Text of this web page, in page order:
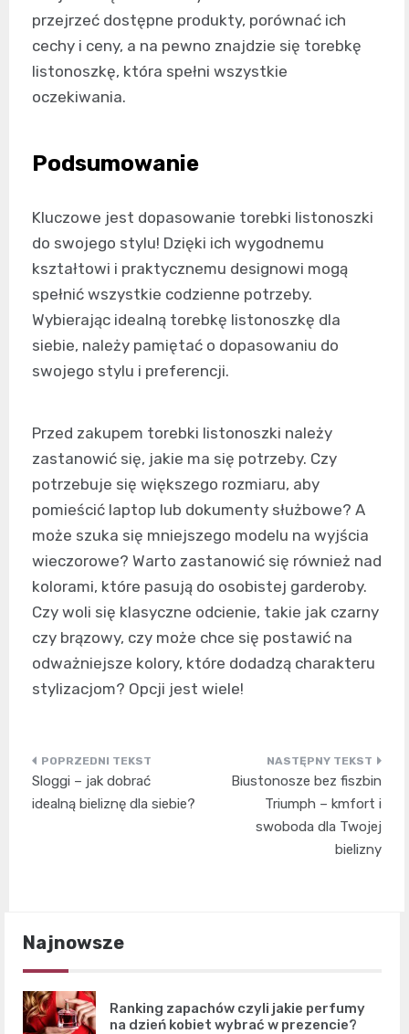
przejrzeć dostępne produkty, porównać ich
cechy i ceny, a na pewno znajdzie się torebkę
listonoszkę, która spełni wszystkie
oczekiwania.
Podsumowanie
Kluczowe jest dopasowanie torebki listonoszki
do swojego stylu! Dzięki ich wygodnemu
kształtowi i praktycznemu designowi mogą
spełnić wszystkie codzienne potrzeby.
Wybierając idealną torebkę listonoszkę dla
siebie, należy pamiętać o dopasowaniu do
swojego stylu i preferencji.
Przed zakupem torebki listonoszki należy
zastanowić się, jakie ma się potrzeby. Czy
potrzebuje się większego rozmiaru, aby
pomieścić laptop lub dokumenty służbowe? A
może szuka się mniejszego modelu na wyjścia
wieczorowe? Warto zastanowić się również nad
kolorami, które pasują do osobistej garderoby.
Czy woli się klasyczne odcienie, takie jak czarny
czy brązowy, czy może chce się postawić na
odważniejsze kolory, które dodadzą charakteru
stylizacjom? Opcji jest wiele!
Nawigacja
wpisu
Sloggi – jak dobrać
idealną bieliznę dla siebie?
Biustonosze bez fiszbin
Triumph – kmfort i
swoboda dla Twojej
bielizny
Najnowsze
Ranking zapachów czyli jakie perfumy
na dzień kobiet wybrać w prezencie?